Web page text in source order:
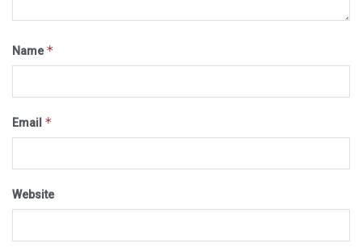
Name*
Email *
Website